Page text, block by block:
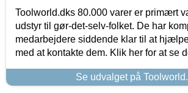
Toolworld.dks 80.000 varer er primært
udstyr til gør-det-selv-folket. De har
medarbejdere siddende klar til at
med at kontakte dem. Klik her for at se
Se udvalget på